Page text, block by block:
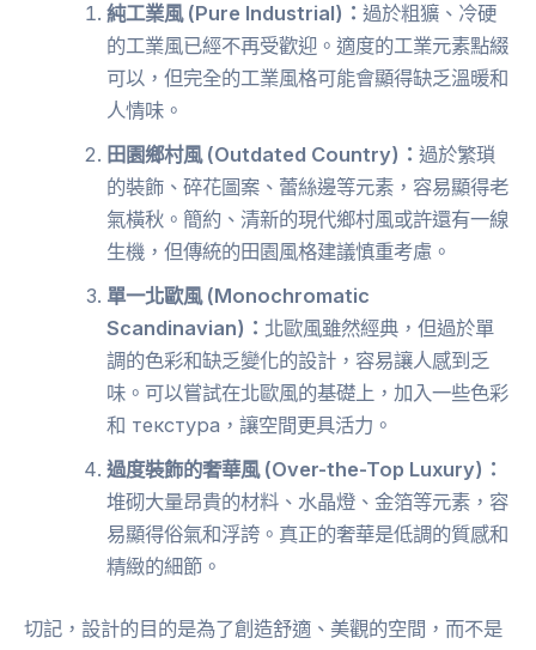
純工業風 (Pure Industrial)：過於粗獷、冷硬
的工業風已經不再受歡迎。適度的工業元素點綴
可以，但完全的工業風格可能會顯得缺乏溫暖和
人情味。
田園鄉村風 (Outdated Country)：過於繁瑣
的裝飾、碎花圖案、蕾絲邊等元素，容易顯得老
氣橫秋。簡約、清新的現代鄉村風或許還有一線
生機，但傳統的田園風格建議慎重考慮。
單一北歐風 (Monochromatic
Scandinavian)： 北歐風雖然經典，但過於單
調的色彩和缺乏變化的設計，容易讓人感到乏
味。可以嘗試在北歐風的基礎上，加入一些色彩
和 текстура，讓空間更具活力。
過度裝飾的奢華風 (Over-the-Top Luxury)：
堆砌大量昂貴的材料、水晶燈、金箔等元素，容
易顯得俗氣和浮誇。真正的奢華是低調的質感和
精緻的細節。
切記，設計的目的是為了創造舒適、美觀的空間，而不是